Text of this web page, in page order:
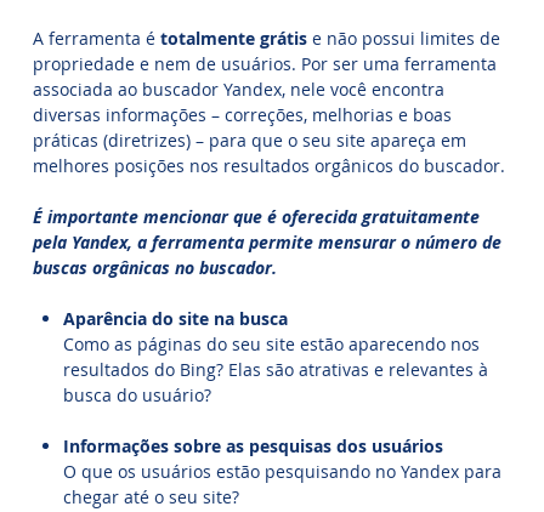
A ferramenta é totalmente grátise não possui limites de
propriedade e nem de usuários. Por ser uma ferramenta
associada ao buscador Yandex, nele você encontra
diversas informações – correções, melhorias e boas
práticas (diretrizes) – para que o seu site apareça em
melhores posições nos resultados orgânicos do buscador.
É importante mencionar que é oferecida gratuitamente
pela Yandex, a ferramenta permite mensurar o número de
buscas orgânicas no buscador.
Aparência do site na busca
Como as páginas do seu site estão aparecendo nos
resultados do Bing? Elas são atrativas e relevantes à
busca do usuário?
Informações sobre as pesquisas dos usuários
O que os usuários estão pesquisando no Yandex para
chegar até o seu site?